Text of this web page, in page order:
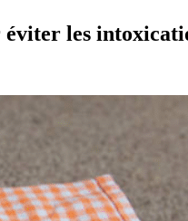
éviter les